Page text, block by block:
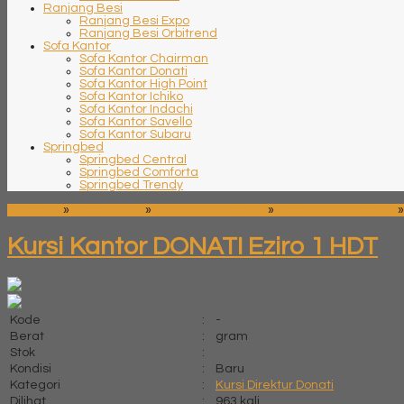
Ranjang Besi
Ranjang Besi Expo
Ranjang Besi Orbitrend
Sofa Kantor
Sofa Kantor Chairman
Sofa Kantor Donati
Sofa Kantor High Point
Sofa Kantor Ichiko
Sofa Kantor Indachi
Sofa Kantor Savello
Sofa Kantor Subaru
Springbed
Springbed Central
Springbed Comforta
Springbed Trendy
» » » »
Kursi Kantor DONATI Eziro 1 HDT
Kode :
-
Berat
:
gram
Stok
:
Kondisi
:
Baru
Kategori
:
Kursi Direktur Donati
Dilihat
:
963 kali